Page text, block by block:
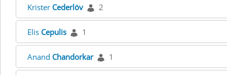
Krister Cederlöv 2
Elis Cepulis 1
Anand Chandorkar 1